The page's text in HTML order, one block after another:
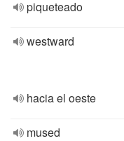
piqueteado
westward
hacia el oeste
mused